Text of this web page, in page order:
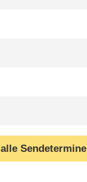
alle Sendetermine